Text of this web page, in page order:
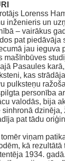
Lorenss
inženieris un
– vairākus
pat piedāvāja
jau ieguva
mašīnbūves
Pasaules
kas
pulksteņu
personība
valodās, bija
pat tādu
viņam
kā rezultātā
1934.